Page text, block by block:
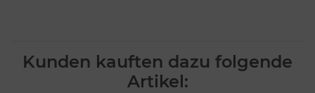
Kunden kauften dazu folgende
Artikel: